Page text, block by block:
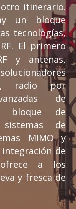
itinerario.
un bloque
tecnologías,
El primero
y antenas,
radio por
de
bloque de
de
MIMO y
integración de
ofrece a los
y fresca de